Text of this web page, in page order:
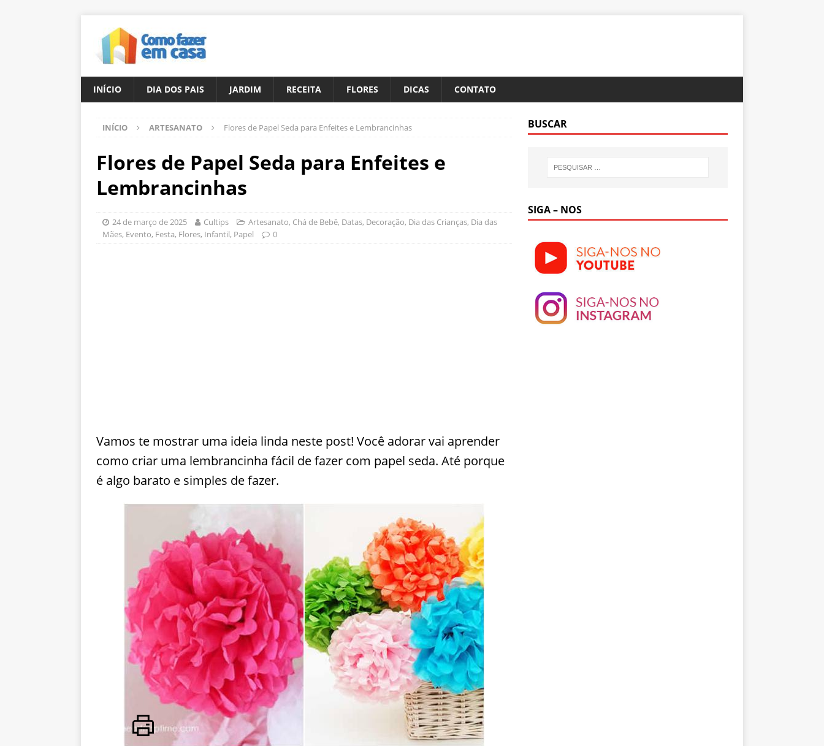
INÍCIO DIA DOS PAIS JARDIM RECEITA FLORES DICAS CONTATO
INÍCIO ARTESANATO Flores de Papel Seda para Enfeites e Lembrancinhas
Flores de Papel Seda para Enfeites e
Lembrancinhas
24 de março de 2025 Cultips Artesanato, Chá de Bebê, Datas, Decoração, Dia das Crianças, Dia das
Mães, Evento, Festa, Flores, Infantil, Papel 0
Vamos te mostrar uma ideia linda neste post! Você adorar vai aprender
como criar uma lembrancinha fácil de fazer com papel seda. Até porque
é algo barato e simples de fazer.
BUSCAR
SIGA – NOS